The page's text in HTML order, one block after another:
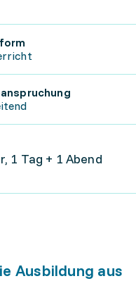
1 Tag + 1 Abend
Ausbildung aus